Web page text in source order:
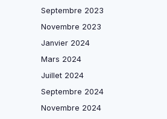
Septembre 2023
Novembre 2023
Janvier 2024
Mars 2024
Juillet 2024
Septembre 2024
Novembre 2024